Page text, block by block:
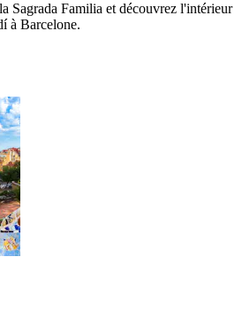
Sagrada Familia et découvrez l'intérieur
à Barcelone.